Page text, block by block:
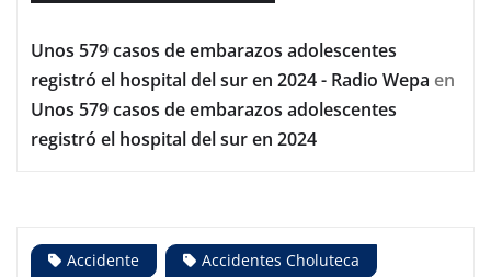
Unos 579 casos de embarazos adolescentes
registró el hospital del sur en 2024 - Radio Wepa en
Unos 579 casos de embarazos adolescentes
registró el hospital del sur en 2024
Accidente
Accidentes Choluteca